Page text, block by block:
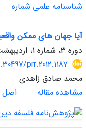
شناسنامه علمی شماره
آیا جهان های ممکن
دوره 3، شماره 1، اردیبهشت 1384، صفحه
prr.2012.1187
محمد صادق زاهدی
مشاهده مقاله
اصل